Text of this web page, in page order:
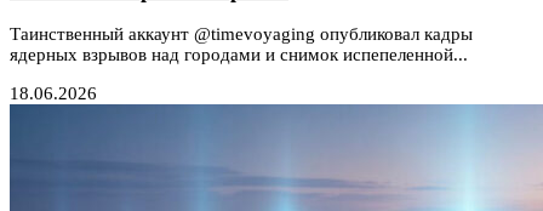
Таинственный аккаунт @timevoyaging опубликовал кадры
ядерных взрывов над городами и снимок испепеленной...
18.06.2026